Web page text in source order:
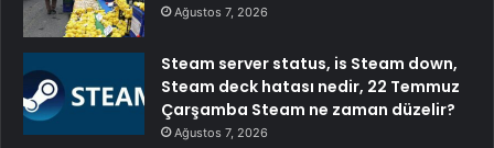
Ağustos 7, 2026
Steam server status, is Steam down,
Steam deck hatası nedir, 22 Temmuz
Çarşamba Steam ne zaman düzelir?
Ağustos 7, 2026